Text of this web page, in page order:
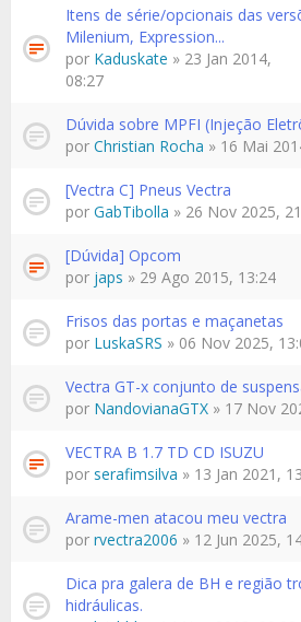
Itens de série/opcionais das
Milenium, Expression...
por Kaduskate » 23 Jan 2014,
08:27
Dúvida sobre MPFI (Injeção
por Christian Rocha » 16 Mai
[Vectra C] Pneus Vectra
por GabTibolla » 26 Nov 2025,
[Dúvida] Opcom
por japs » 29 Ago 2015, 13:24
Frisos das portas e maçanetas
por LuskaSRS » 06 Nov 2025,
Vectra GT-x conjunto de
por NandovianaGTX » 17 Nov
VECTRA B 1.7 TD CD ISUZU
por serafimsilva » 13 Jan 2021,
Arame-men atacou meu vectra
por rvectra2006 » 12 Jun 2025,
Dica pra galera de BH e região
hidráulicas.